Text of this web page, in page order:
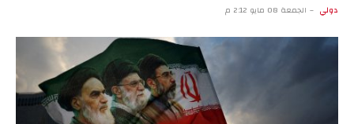
دولي الجمعة 08 مايو 2:12 م